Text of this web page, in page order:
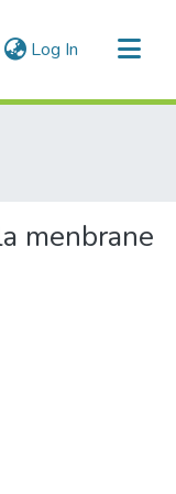
Log In (current)
menbrane